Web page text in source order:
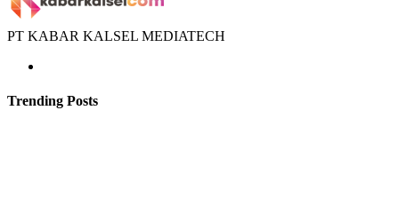
PT KABAR KALSEL MEDIATECH
Trending Posts